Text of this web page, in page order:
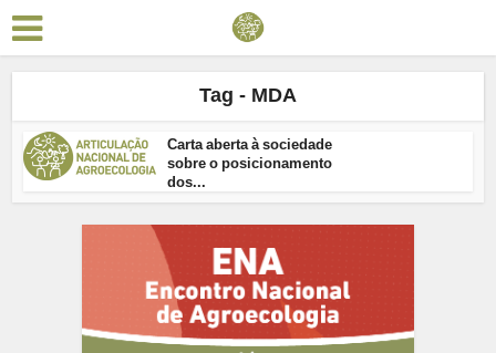
Tag - MDA
Carta aberta à sociedade
sobre o posicionamento
dos...